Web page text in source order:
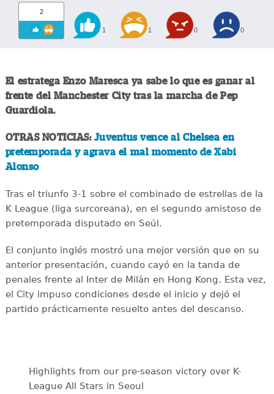
2
1 1 0 0
El estratega Enzo Maresca ya sabe lo que es ganar al
frente del Manchester City tras la marcha de Pep
Guardiola.
OTRAS NOTICIAS: Juventus vence al Chelsea en
pretemporada y agrava el mal momento de Xabi
Alonso
Tras el triunfo 3-1 sobre el combinado de estrellas de la
K League (liga surcoreana), en el segundo amistoso de
pretemporada disputado en Seúl.
El conjunto inglés mostró una mejor versión que en su
anterior presentación, cuando cayó en la tanda de
penales frente al Inter de Milán en Hong Kong. Esta vez,
el City impuso condiciones desde el inicio y dejó el
partido prácticamente resuelto antes del descanso.
Highlights from our pre-season victory over K-
League All Stars in Seoul